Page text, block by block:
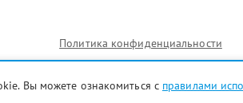
Политика конфиденциальности
центры kzn.delta-fix.ru предоставляют услуги по
Вы можете ознакомиться с правилами